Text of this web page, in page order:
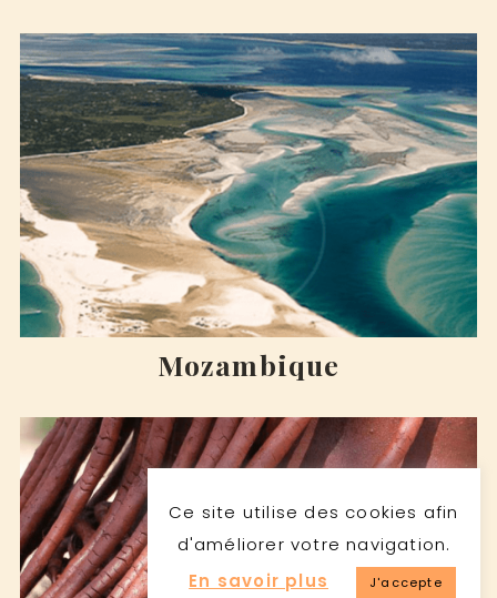
Mozambique
Ce site utilise des cookies afin
d'améliorer votre navigation.
En savoir plus
J'accepte